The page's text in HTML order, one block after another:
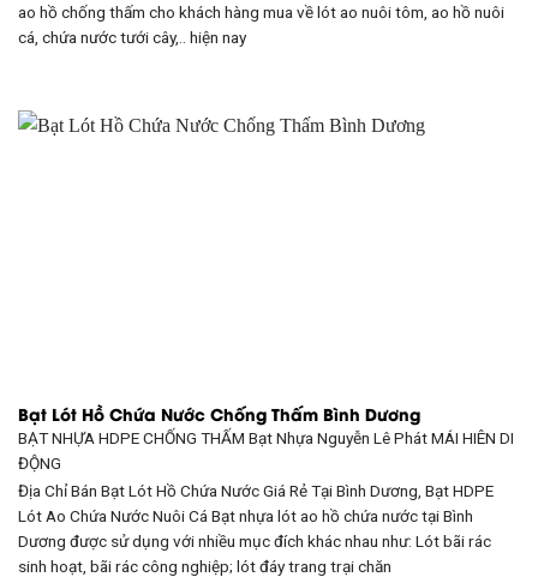
ao hồ chống thấm cho khách hàng mua về lót ao nuôi tôm, ao hồ nuôi
cá, chứa nước tưới cây,.. hiện nay
Bạt Lót Hồ Chứa Nước Chống Thấm Bình Dương
BẠT NHỰA HDPE CHỐNG THẤM Bạt Nhựa Nguyễn Lê PhátMÁI HIÊN DI
ĐỘNG
Địa Chỉ Bán Bạt Lót Hồ Chứa Nước Giá Rẻ Tại Bình Dương, Bạt HDPE
Lót Ao Chứa Nước Nuôi Cá Bạt nhựa lót ao hồ chứa nước tại Bình
Dương được sử dụng với nhiều mục đích khác nhau như: Lót bãi rác
sinh hoạt, bãi rác công nghiệp; lót đáy trang trại chăn